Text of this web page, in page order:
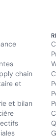
chain
et
et bilan